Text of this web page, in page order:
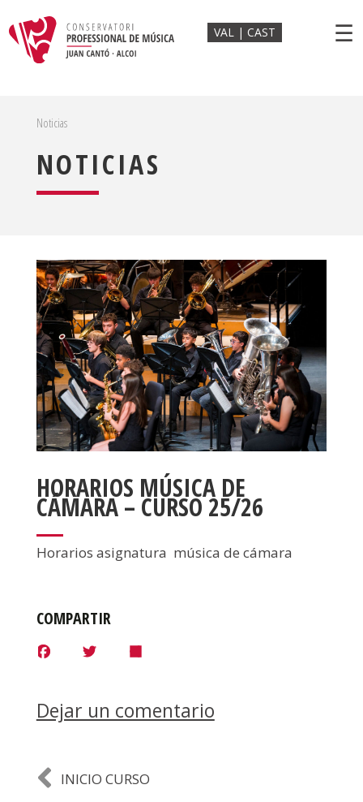
VAL CAST ☰
Noticias
NOTICIAS
HORARIOS MÚSICA DE
CÁMARA – CURSO 25/26
Horarios asignatura música de cámara
COMPARTIR
b
o
o
e
Dejar un comentario
INICIO CURSO